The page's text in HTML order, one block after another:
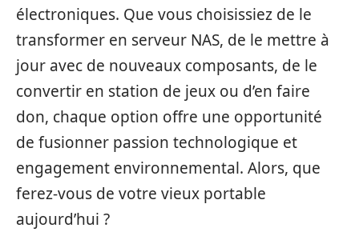
électroniques. Que vous choisissiez de le
transformer en serveur NAS, de le mettre à
jour avec de nouveaux composants, de le
convertir en station de jeux ou d’en faire
don, chaque option offre une opportunité
de fusionner passion technologique et
engagement environnemental. Alors, que
ferez-vous de votre vieux portable
aujourd’hui ?